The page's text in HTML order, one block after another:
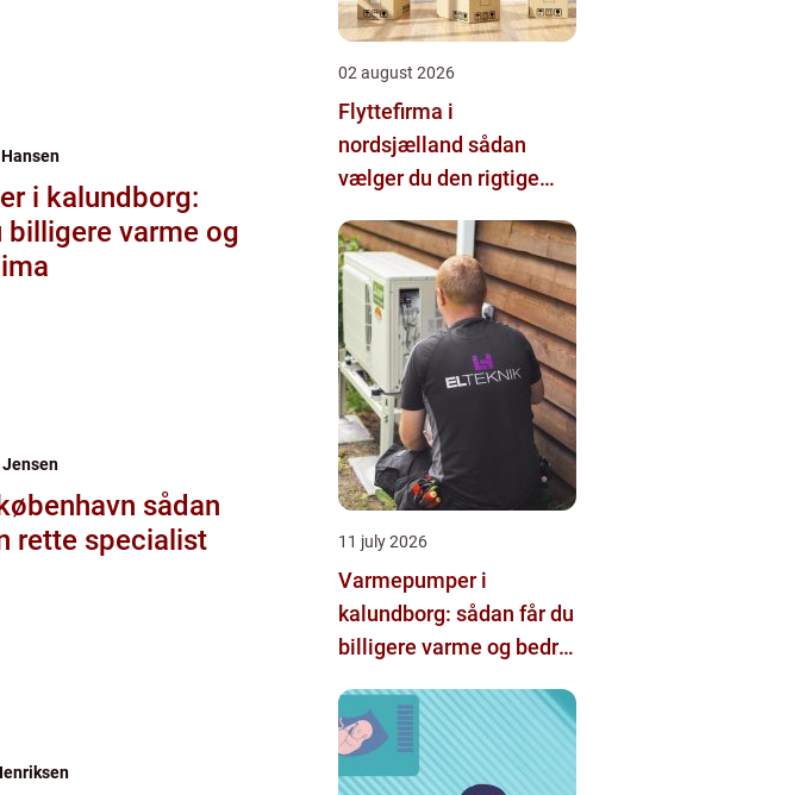
i kalundborg:
billigere varme og
sådan
rette specialist
02 august 2026
Flyttefirma i
nordsjælland sådan
vælger du den rigtige
11 july 2026
Varmepumper i
kalundborg: sådan får du
billigere varme og bedre